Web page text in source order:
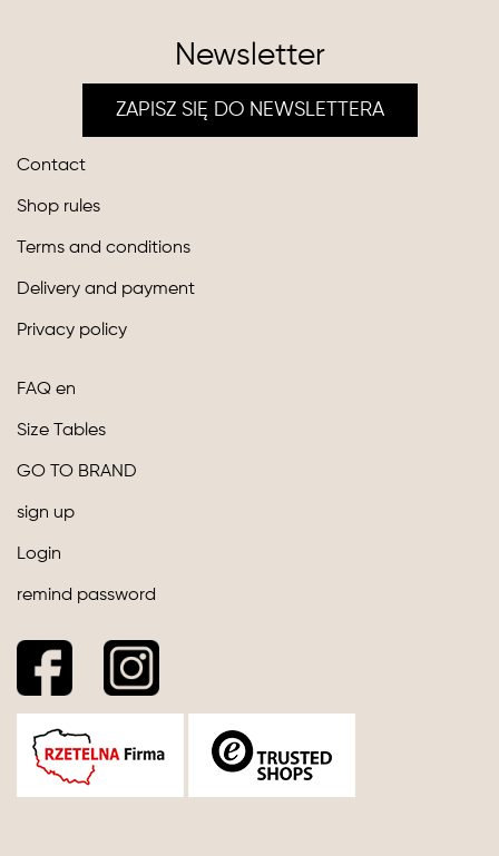
Newsletter
ZAPISZ SIĘ DO NEWSLETTERA
Contact
Shop rules
Terms and conditions
Delivery and payment
Privacy policy
FAQ en
Size Tables
GO TO BRAND
sign up
Login
remind password